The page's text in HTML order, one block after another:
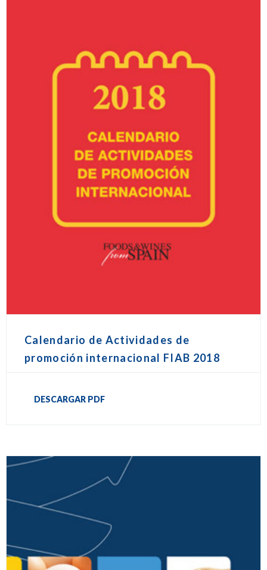
Calendario de Actividades de
promoción internacional FIAB 2018
DESCARGAR PDF